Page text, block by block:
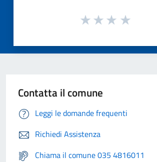
Contatta il comune
Leggi le domande frequenti
Richiedi Assistenza
Chiama il comune 035 4816011